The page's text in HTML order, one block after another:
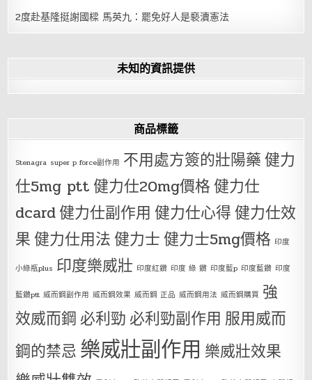
2度赴基隆挺謝國樑 馬英九：罷免好人是褻瀆憲法
未知的資訊提供
商品標籤
Stenagra super p force副作用 不用處方簽的壯陽藥健力
仕5mg ptt健力仕20mg價格健力仕
dcard健力仕副作用 健力仕心得健力仕效
果健力仕用法健力士健力士5mg價格 印度
小綠瓶plus 印度樂威壯 印度紅鑽 印度 綠 鑽 印度藍p 印度藍鑽 印度
藍鑽ptt 威而鋼副作用 威而鋼效果 威而鋼 正品 威而鋼用法 威而鋼購買 強
效威而鋼 必利勁 必利勁副作用 服用威而
鋼的禁忌 樂威壯副作用 樂威壯效果